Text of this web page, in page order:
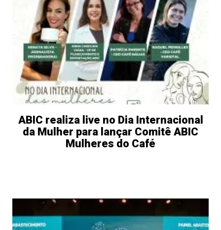
ABIC realiza live no Dia Internacional
da Mulher para lançar Comitê ABIC
Mulheres do Café